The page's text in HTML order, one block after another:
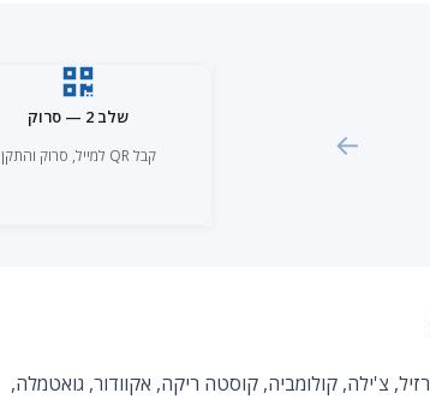
←
שלב 2 — סרוק
קבל QR למייל, סרוק והתקן
ברזיל, צ'ילה, קולומביה, קוסטה ריקה, אקוודור, גואטמלה,